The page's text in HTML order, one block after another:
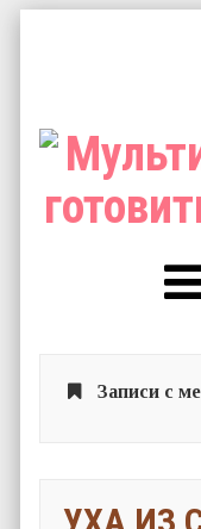
Записи с